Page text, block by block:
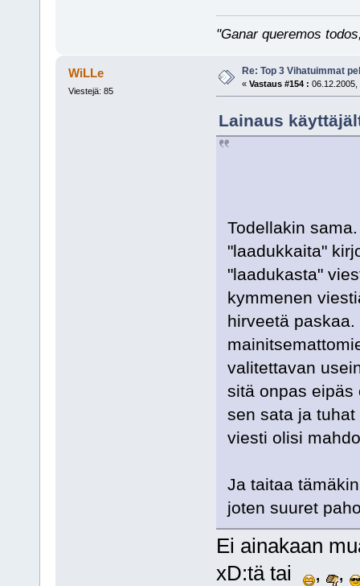
"Ganar queremos
WiLLe
Viestejä: 85
Re: Top 3 Vihatuimmat
« Vastaus #154 : 06.12.2005,
Lainaus
Todellakin
"laadukkaita"
"laadukasta"
kymmenen
hirveetä
valitettavan
sitä onpas eipäs
sen sata ja
viesti olisi
Ja taitaa
joten suuret
Ei ainakaan
xD:tä tai
,
,